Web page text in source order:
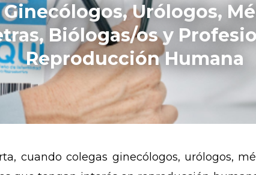
Urólogos,
Biólogas/os y
Reproducción Humana
cuando colegas ginecólogos, urólogos,